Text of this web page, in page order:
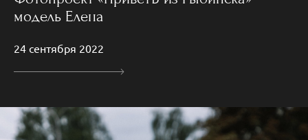
модель Елена
24 сентября 2022